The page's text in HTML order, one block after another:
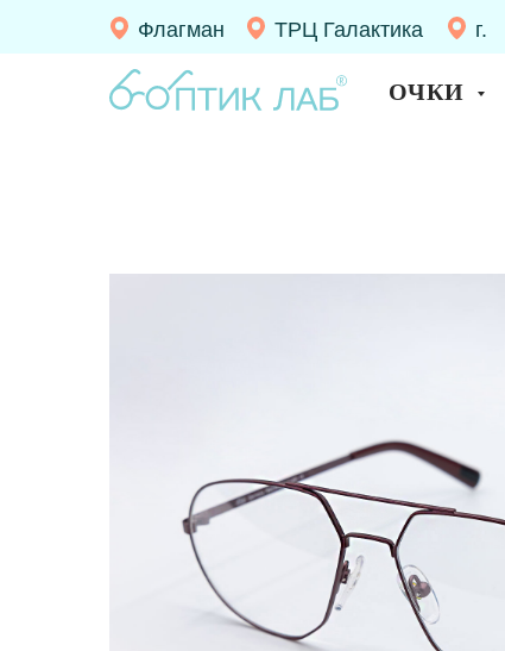
Флагман ТРЦ Галактика
г.
ОЧКИ